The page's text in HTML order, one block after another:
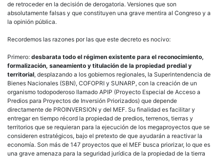
de retroceder en la decisión de derogatoria. Versiones que son
absolutamente falsas y que constituyen una grave mentira al Congreso y a
la opinión pública.
Recordemos las razones por las que este decreto es nocivo:
Primero: desbarata todo el régimen existente para el reconocimiento,
formalización, saneamiento y titulación de la propiedad predial y
territorial, desplazando a los gobiernos regionales, la Superintendencia de
Bienes Nacionales (SBN), COFOPRI y SUNARP, con la creación de un
organismo todopoderoso llamado APIP (Proyecto Especial de Acceso a
Predios para Proyectos de Inversión Priorizados) que depende
directamente de PROINVERSION y del MEF. Su finalidad es facilitar y
entregar en tiempo récord la propiedad de predios, terrenos, tierras y
territorios que se requieran para la ejecución de los megaproyectos que se
consideren estratégicos, bajo el pretexto de que ayudarán a reactivar la
economía. Son más de 147 proyectos que el MEF busca priorizar, lo que es
una grave amenaza para la seguridad jurídica de la propiedad de la tierra